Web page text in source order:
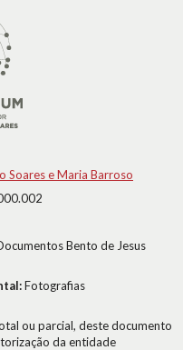
Soares e Maria Barroso
Bento de Jesus
Fotografias
ou parcial, deste documento
da entidade